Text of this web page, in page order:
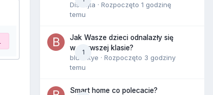
Disnejta · Rozpoczęto 1 godzinę
temu
1
Jak Wasze dzieci odnalazły się
w pierwszej klasie?
blueskye · Rozpoczęto 3 godziny
temu
Smart home co polecacie?